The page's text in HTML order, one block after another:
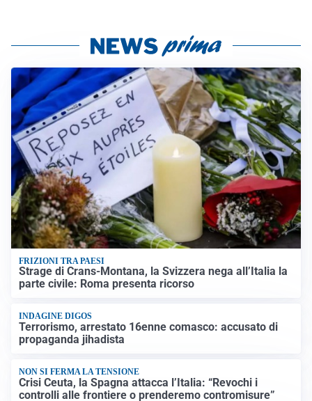
FRIZIONI TRA PAESI
Strage di Crans-Montana, la Svizzera nega all’Italia la
parte civile: Roma presenta ricorso
INDAGINE DIGOS
Terrorismo, arrestato 16enne comasco: accusato di
propaganda jihadista
NON SI FERMA LA TENSIONE
Crisi Ceuta, la Spagna attacca l’Italia: “Revochi i
controlli alle frontiere o prenderemo contromisure”